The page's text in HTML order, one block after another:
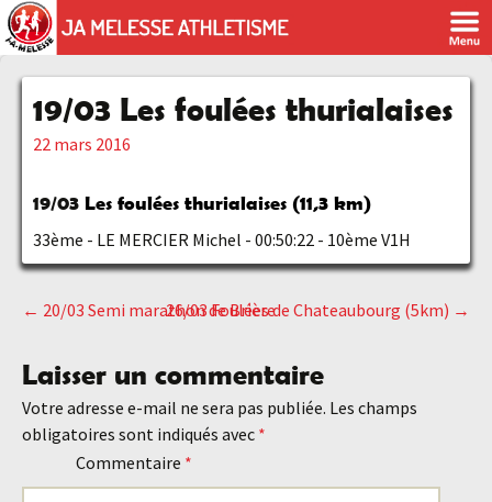
19/03 Les foulées thurialaises
22 mars 2016
19/03 Les foulées thurialaises (11,3 km)
33ème - LE MERCIER Michel - 00:50:22 - 10ème V1H
Navigation
des
articles
← 20/03 Semi marathon de Brière26/03 Foulées de Chateaubourg (5km) →
Laisser un commentaire
Votre adresse e-mail ne sera pas publiée. Les champs
obligatoires sont indiqués avec *
Commentaire *